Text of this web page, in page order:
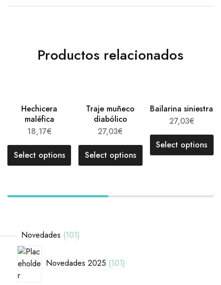
Productos relacionados
Hechicera
maléfica
18,17€
Select options
Traje muñeco
diabólico
27,03€
Select options
Bailarina siniestra
27,03€
Select options
Novedades 101
Novedades 2025 101